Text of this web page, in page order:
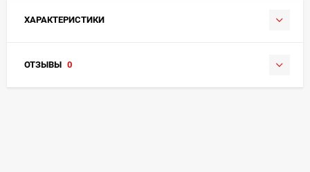
ХАРАКТЕРИСТИКИ
ОТЗЫВЫ 0